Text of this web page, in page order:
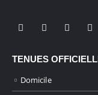
TENUES
Domicile